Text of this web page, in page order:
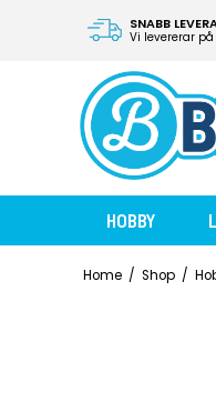
SNABB
Vi levererar
HOBBY
Home / Shop /